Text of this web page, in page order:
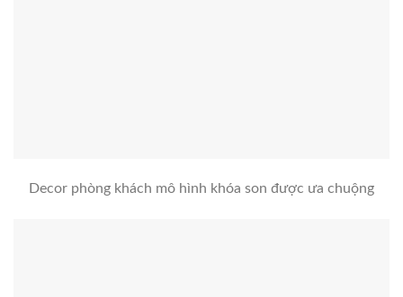
Decor phòng khách mô hình khóa son được ưa chuộng